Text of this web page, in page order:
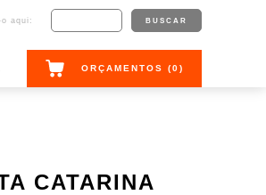
aqui:
ORÇAMENTOS (0)
CATARINA